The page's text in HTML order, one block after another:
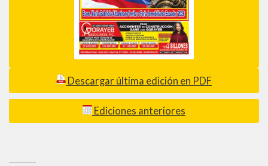
Descargar última edición en PDF
Ediciones anteriores